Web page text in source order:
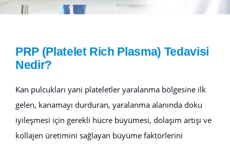
İLETİŞİM
PRP (Platelet Rich Plasma) Tedavisi
Nedir?
Kan pulcukları yani plateletler yaralanma bölgesine ilk
gelen, kanamayı durduran, yaralanma alanında doku
iyileşmesi için gerekli hücre büyümesi, dolaşım artışı ve
kollajen üretimini sağlayan büyüme faktörlerini